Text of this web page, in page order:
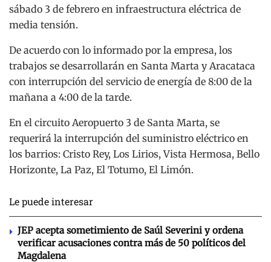
sábado 3 de febrero en infraestructura eléctrica de
media tensión.
De acuerdo con lo informado por la empresa, los
trabajos se desarrollarán en Santa Marta y Aracataca
con interrupción del servicio de energía de 8:00 de la
mañana a 4:00 de la tarde.
En el circuito Aeropuerto 3 de Santa Marta, se
requerirá la interrupción del suministro eléctrico en
los barrios: Cristo Rey, Los Lirios, Vista Hermosa, Bello
Horizonte, La Paz, El Totumo, El Limón.
Le puede interesar
JEP acepta sometimiento de Saúl Severini y ordena
verificar acusaciones contra más de 50 políticos del
Magdalena